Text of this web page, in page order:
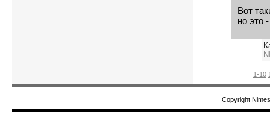
Вот
но это
1-10
Copyright